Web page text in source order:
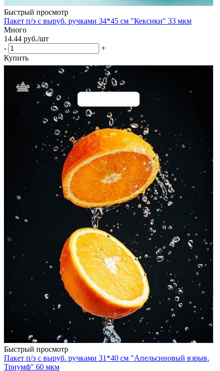
Быстрый просмотр
Пакет п/э с выруб. ручками 34*45 см "Кексики" 33 мкм
Много
14.44 руб./шт
-
+
Купить
Быстрый просмотр
Пакет п/э с выруб. ручками 31*40 см "Апельсиновый взрыв.
Триумф" 60 мкм